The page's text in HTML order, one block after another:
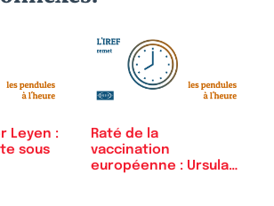
Leyen :
sous
Raté de la
vaccination
européenne : Ursula